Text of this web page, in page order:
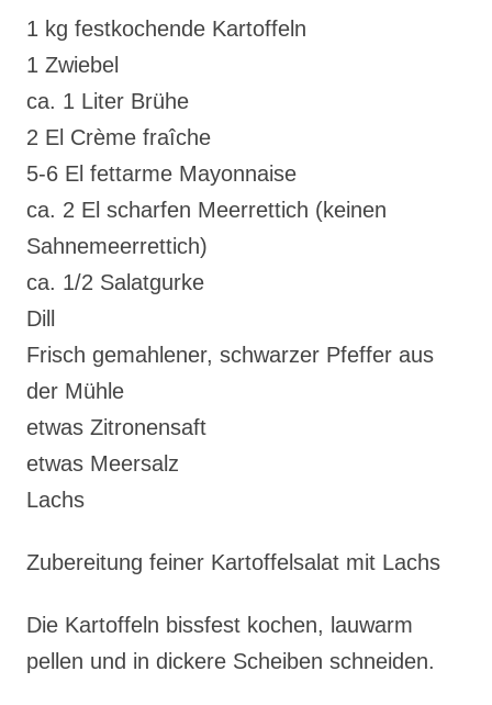
1 kg festkochende Kartoffeln
1 Zwiebel
ca. 1 Liter Brühe
2 El Crème fraîche
5-6 El fettarme Mayonnaise
ca. 2 El scharfen Meerrettich (keinen
Sahnemeerrettich)
ca. 1/2 Salatgurke
Dill
Frisch gemahlener, schwarzer Pfeffer aus
der Mühle
etwas Zitronensaft
etwas Meersalz
Lachs
Zubereitung feiner Kartoffelsalat mit Lachs
Die Kartoffeln bissfest kochen, lauwarm
pellen und in dickere Scheiben schneiden.